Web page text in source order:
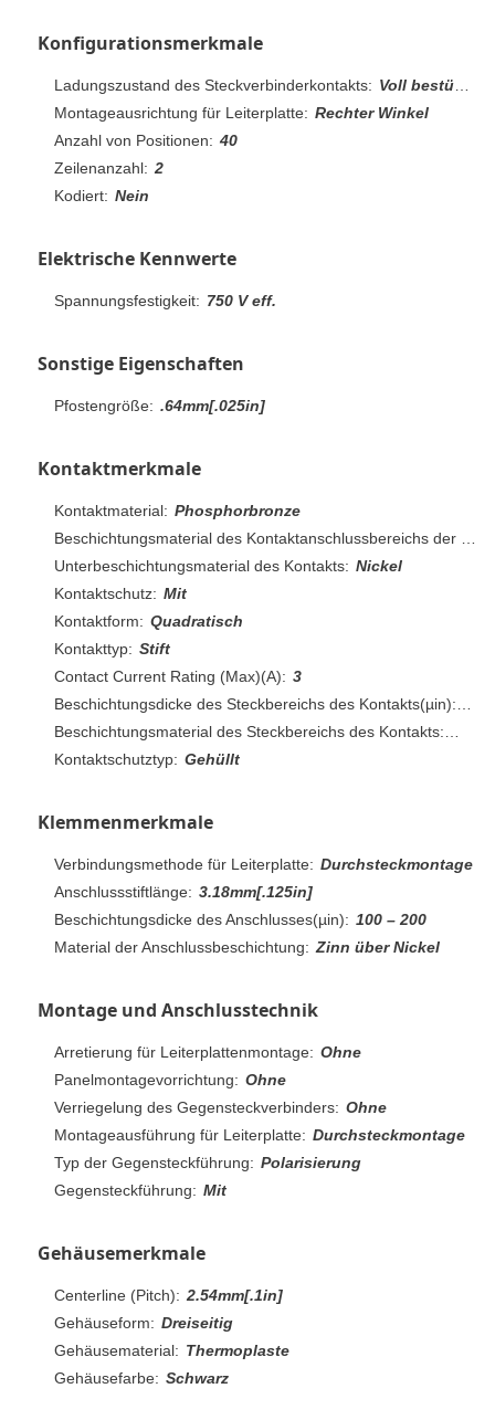
Konfigurationsmerkmale
Ladungszustand des Steckverbinderkontakts: Voll bestückt
Montageausrichtung für Leiterplatte: Rechter Winkel
Anzahl von Positionen: 40
Zeilenanzahl: 2
Kodiert: Nein
Elektrische Kennwerte
Spannungsfestigkeit: 750 V eff.
Sonstige Eigenschaften
Pfostengröße: .64mm[.025in]
Kontaktmerkmale
Kontaktmaterial: Phosphorbronze
Unterbeschichtungsmaterial des Kontakts: Nickel
Kontaktschutz: Mit
Kontaktform: Quadratisch
Kontakttyp: Stift
Contact Current Rating (Max)(A): 3
Kontaktschutztyp: Gehüllt
Klemmenmerkmale
Verbindungsmethode für Leiterplatte: Durchsteckmontage
Anschlussstiftlänge: 3.18mm[.125in]
Beschichtungsdicke des Anschlusses(µin): 100 – 200
Material der Anschlussbeschichtung: Zinn über Nickel
Montage und Anschlusstechnik
Arretierung für Leiterplattenmontage: Ohne
Panelmontagevorrichtung: Ohne
Verriegelung des Gegensteckverbinders: Ohne
Montageausführung für Leiterplatte: Durchsteckmontage
Typ der Gegensteckführung: Polarisierung
Gegensteckführung: Mit
Gehäusemerkmale
Centerline (Pitch): 2.54mm[.1in]
Gehäuseform: Dreiseitig
Gehäusematerial: Thermoplaste
Gehäusefarbe: Schwarz